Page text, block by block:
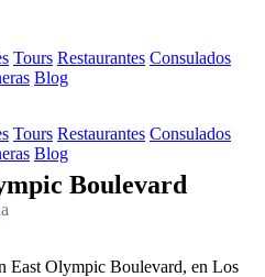
Tours Restaurantes Consulados
Blog
Tours Restaurantes Consulados
Blog
Boulevard
East Olympic Boulevard, en Los